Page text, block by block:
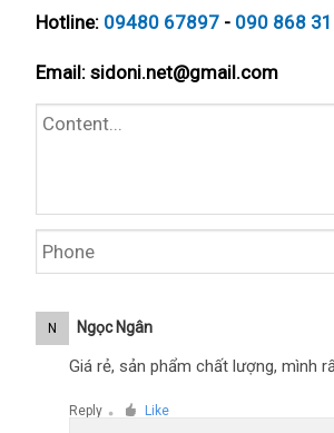
Hotline: 09480 67897 - 090 868
Email: sidoni.net@gmail.com
N Ngọc Ngân
Giá rẻ, sản phẩm chất lượng, mình
Reply ● Like